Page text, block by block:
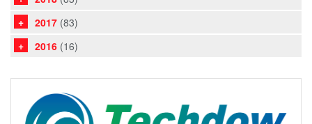
2017 (83)
2016 (16)